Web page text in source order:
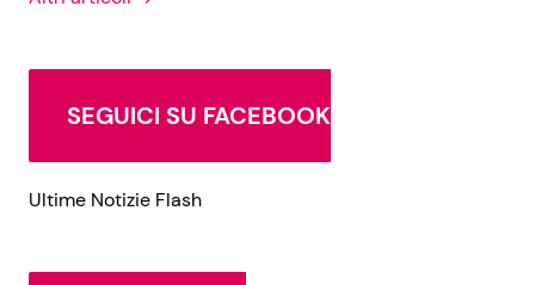
SEGUICI SU FACEBOOK
Ultime Notizie Flash